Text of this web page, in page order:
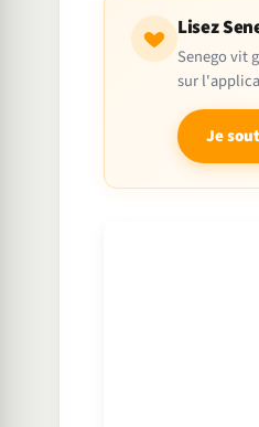
Lisez
Senego vit
sur
Je